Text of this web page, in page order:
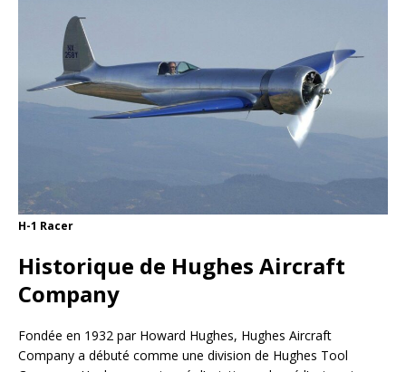
H-1 Racer
Historique de Hughes Aircraft
Company
Fondée en 1932 par Howard Hughes, Hughes Aircraft
Company a débuté comme une division de Hughes Tool